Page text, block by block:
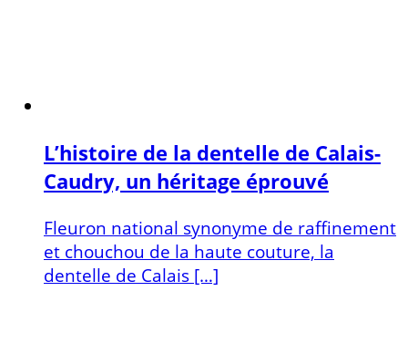
L’histoire de la dentelle de Calais-
Caudry, un héritage éprouvé
Fleuron national synonyme de raffinement
et chouchou de la haute couture, la
dentelle de Calais […]